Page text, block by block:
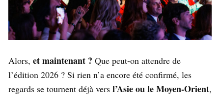
Alors, et maintenant ? Que peut-on attendre de
l’édition 2026 ? Si rien n’a encore été confirmé, les
regards se tournent déjà vers l’Asie ou le Moyen-Orient,